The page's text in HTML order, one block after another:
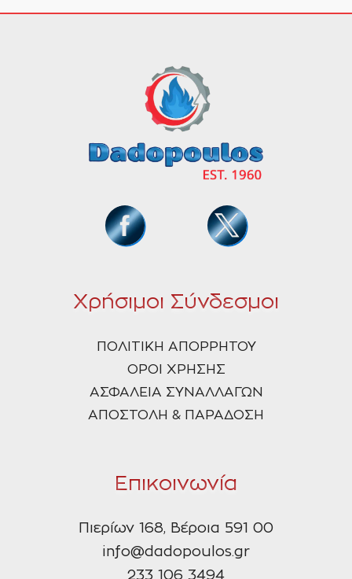
Χρήσιμοι Σύνδεσμοι
ΠΟΛΙΤΙΚΗ ΑΠΟΡΡΗΤΟΥ
ΟΡΟΙ ΧΡΗΣΗΣ
ΑΣΦΑΛΕΙΑ ΣΥΝΑΛΛΑΓΩΝ
ΑΠΟΣΤΟΛΗ & ΠΑΡΑΔΟΣΗ
Επικοινωνία
Πιερίων 168, Βέροια 591 00
info@dadopoulos.gr
233 106 3494